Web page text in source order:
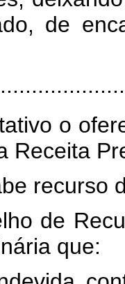
de
o
Receita
recurso
de
que: